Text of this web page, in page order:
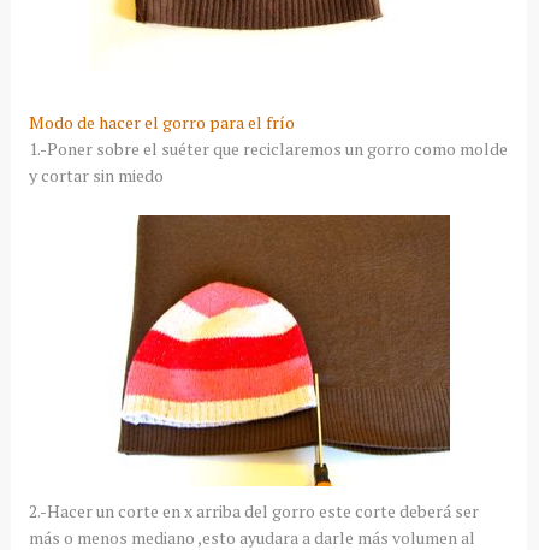
Modo de hacer el gorro para el frío
1.-Poner sobre el suéter que reciclaremos un gorro como molde
y cortar sin miedo
2.-Hacer un corte en x arriba del gorro este corte deberá ser
más o menos mediano ,esto ayudara a darle más volumen al